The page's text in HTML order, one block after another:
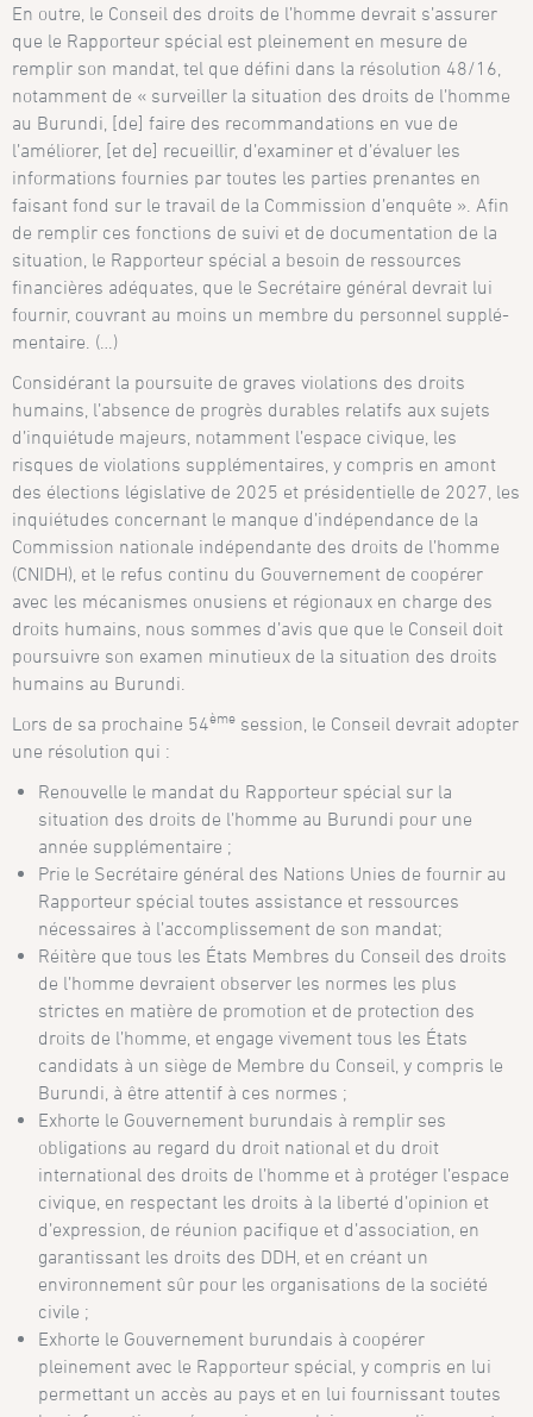
En outre, le Conseil des droits de l’homme devrait s’assurer
que le Rapporteur spécial est pleinement en mesure de
remplir son mandat, tel que défini dans la résolution 48/16,
notamment de « surveiller la situation des droits de l’homme
au Burundi, [de] faire des recommandations en vue de
l’améliorer, [et de] recueillir, d’examiner et d’évaluer les
informations fournies par toutes les parties prenantes en
faisant fond sur le travail de la Commission d’enquête ». Afin
de remplir ces fonctions de suivi et de documen­tation de la
situation, le Rapporteur spécial a besoin de ressources
financières adéquates, que le Secrétaire général devrait lui
fournir, couvrant au moins un membre du personnel supplé­
mentaire. (…)
Considérant la poursuite de graves violations des droits
humains, l’absence de progrès dura­bles relatifs aux sujets
d’inquiétude majeurs, notamment l’espace civique, les
risques de violations supplémentaires, y compris en amont
des élections législative de 2025 et présidentielle de 2027, les
inquiétudes concernant le manque d’indépendance de la
Commission nationale indépendante des droits de l’homme
(CNIDH), et le refus continu du Gouvernement de coopérer
avec les mécanismes onusiens et régionaux en charge des
droits humains, nous sommes d’avis que que le Conseil doit
poursuivre son examen minutieux de la situation des droits
humains au Burundi.
Lors de sa prochaine 54ème session, le Conseil devrait adopter
une résolution qui :
Renouvelle le mandat du Rapporteur spécial sur la
situation des droits de l’homme au Burundi pour une
année supplémentaire ;
Prie le Secrétaire général des Nations Unies de fournir au
Rapporteur spécial toutes assistance et ressources
nécessaires à l’accomplissement de son mandat;
Réitère que tous les États Membres du Conseil des droits
de l’homme devraient observer les normes les plus
strictes en matière de promotion et de protection des
droits de l’homme, et engage vivement tous les États
candidats à un siège de Membre du Conseil, y compris le
Bu­run­di, à être attentif à ces normes ;
Exhorte le Gouvernement burundais à remplir ses
obligations au regard du droit national et du droit
international des droits de l’homme et à protéger l’espace
civique, en respectant les droits à la liberté d’opinion et
d’expression, de réunion pacifique et d’association, en
garan­tis­sant les droits des DDH, et en créant un
environnement sûr pour les organisations de la société
civile ;
Exhorte le Gouvernement burundais à coopérer
pleinement avec le Rapporteur spécial, y compris en lui
permettant un accès au pays et en lui fournissant toutes